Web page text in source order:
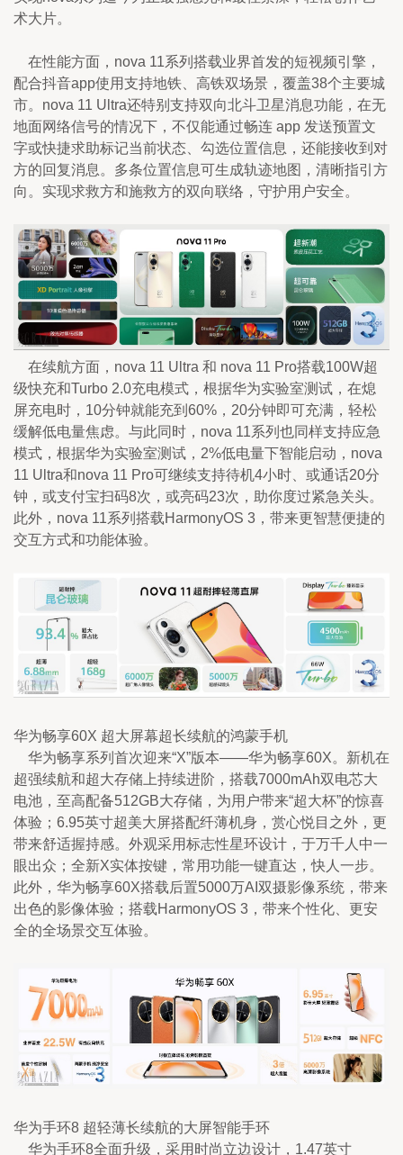
术大片。
在性能方面，nova 11系列搭载业界首发的短视频引擎，
配合抖音app使用支持地铁、高铁双场景，覆盖38个主要城
市。nova 11 Ultra还特别支持双向北斗卫星消息功能，在无
地面网络信号的情况下，不仅能通过畅连 app 发送预置文
字或快捷求助标记当前状态、勾选位置信息，还能接收到对
方的回复消息。多条位置信息可生成轨迹地图，清晰指引方
向。实现求救方和施救方的双向联络，守护用户安全。
在续航方面，nova 11 Ultra 和 nova 11 Pro搭载100W超
级快充和Turbo 2.0充电模式，根据华为实验室测试，在熄
屏充电时，10分钟就能充到60%，20分钟即可充满，轻松
缓解低电量焦虑。与此同时，nova 11系列也同样支持应急
模式，根据华为实验室测试，2%低电量下智能启动，nova
11 Ultra和nova 11 Pro可继续支持待机4小时、或通话20分
钟，或支付宝扫码8次，或亮码23次，助你度过紧急关头。
此外，nova 11系列搭载HarmonyOS 3，带来更智慧便捷的
交互方式和功能体验。
华为畅享60X 超大屏幕超长续航的鸿蒙手机
华为畅享系列首次迎来“X”版本——华为畅享60X。新机在
超强续航和超大存储上持续进阶，搭载7000mAh双电芯大
电池，至高配备512GB大存储，为用户带来“超大杯”的惊喜
体验；6.95英寸超美大屏搭配纤薄机身，赏心悦目之外，更
带来舒适握持感。外观采用标志性星环设计，于万千人中一
眼出众；全新X实体按键，常用功能一键直达，快人一步。
此外，华为畅享60X搭载后置5000万AI双摄影像系统，带来
出色的影像体验；搭载HarmonyOS 3，带来个性化、更安
全的全场景交互体验。
华为手环8 超轻薄长续航的大屏智能手环
华为手环8全面升级，采用时尚立边设计，1.47英寸